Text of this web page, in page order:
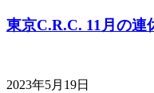
東京C.R.C. 11月の
2023年5月19日